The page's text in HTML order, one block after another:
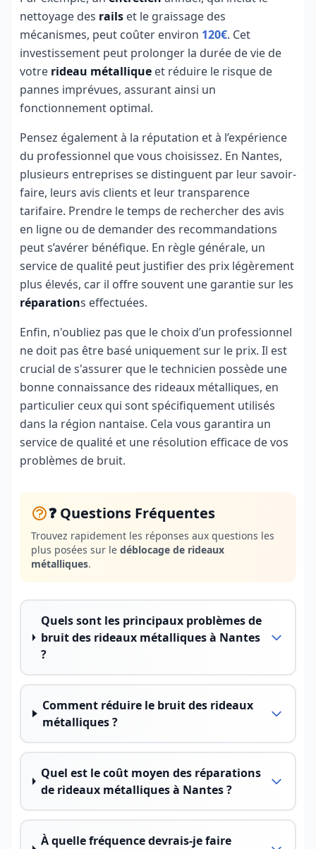
nettoyage des rails et le graissage des
mécanismes, peut coûter environ 120€. Cet
investissement peut prolonger la durée de vie de
votre rideau métallique et réduire le risque de
pannes imprévues, assurant ainsi un
fonctionnement optimal.
Pensez également à la réputation et à l’expérience
du professionnel que vous choisissez. En Nantes,
plusieurs entreprises se distinguent par leur savoir-
faire, leurs avis clients et leur transparence
tarifaire. Prendre le temps de rechercher des avis
en ligne ou de demander des recommandations
peut s’avérer bénéfique. En règle générale, un
service de qualité peut justifier des prix légèrement
plus élevés, car il offre souvent une garantie sur les
réparations effectuées.
Enfin, n'oubliez pas que le choix d’un professionnel
ne doit pas être basé uniquement sur le prix. Il est
crucial de s'assurer que le technicien possède une
bonne connaissance des rideaux métalliques, en
particulier ceux qui sont spécifiquement utilisés
dans la région nantaise. Cela vous garantira un
service de qualité et une résolution efficace de vos
problèmes de bruit.
❓ Questions Fréquentes
Trouvez rapidement les réponses aux questions les
plus posées sur le déblocage de rideaux
métalliques.
Quels sont les principaux problèmes de
bruit des rideaux métalliques à Nantes
?
Comment réduire le bruit des rideaux
métalliques ?
Quel est le coût moyen des réparations
de rideaux métalliques à Nantes ?
À quelle fréquence devrais-je faire